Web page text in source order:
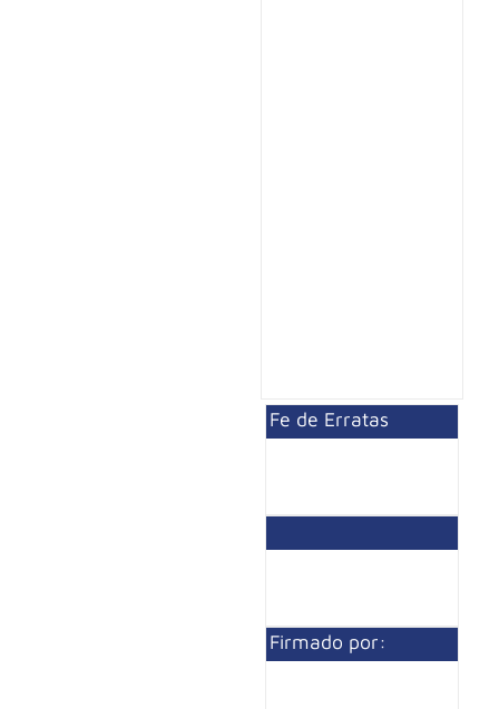
Fe de Erratas
Firmado por: